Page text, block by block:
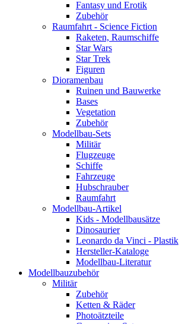
Fantasy und Erotik
Zubehör
Raumfahrt - Science Fiction
Raketen, Raumschiffe
Star Wars
Star Trek
Figuren
Dioramenbau
Ruinen und Bauwerke
Bases
Vegetation
Zubehör
Modellbau-Sets
Militär
Flugzeuge
Schiffe
Fahrzeuge
Hubschrauber
Raumfahrt
Modellbau-Artikel
Kids - Modellbausätze
Dinosaurier
Leonardo da Vinci - Plastik
Hersteller-Kataloge
Modellbau-Literatur
Modellbauzubehör
Militär
Zubehör
Ketten & Räder
Photoätzteile